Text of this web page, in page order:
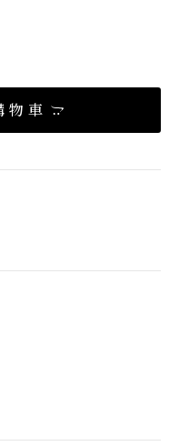
物車